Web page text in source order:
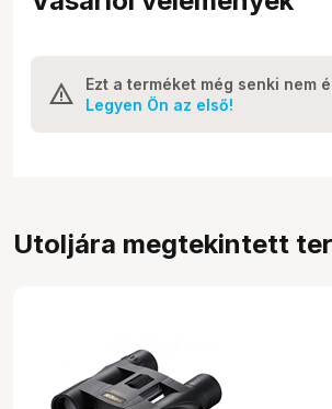
Ezt a terméket még senki nem
Legyen Ön az első!
Utoljára megtekintett